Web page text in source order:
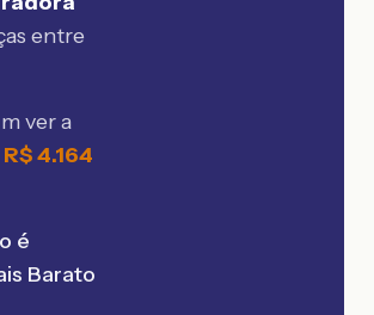
entre
ver a
R$4.164
é
Barato